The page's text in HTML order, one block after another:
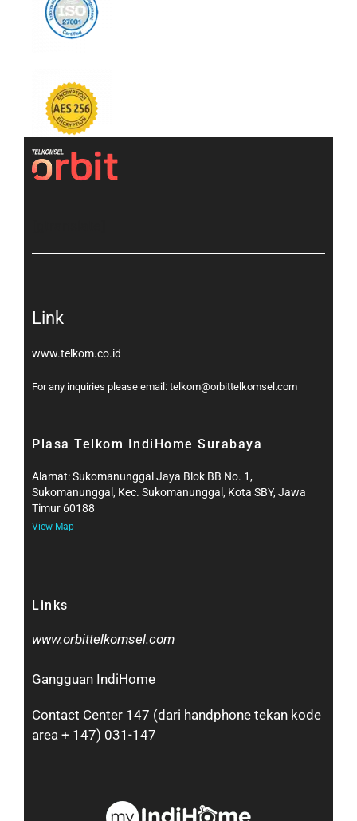
Link
www.telkom.co.id
For any inquiries please email: telkom@orbittelkomsel.com
Plasa Telkom IndiHome Surabaya
Alamat: Sukomanunggal Jaya Blok BB No. 1,
Sukomanunggal, Kec. Sukomanunggal, Kota SBY, Jawa
Timur 60188
View Map
Links
www.orbittelkomsel.com
Gangguan IndiHome
Contact Center 147 (dari handphone tekan kode
area + 147) 031-147